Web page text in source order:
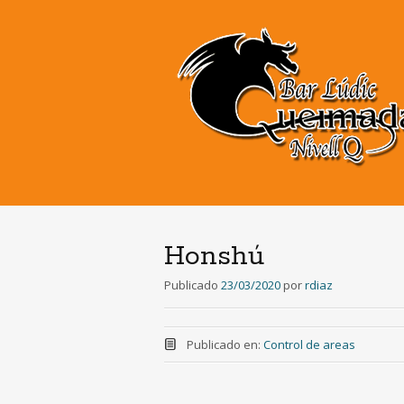
Honshú
Publicado 23/03/2020 porrdiaz
Publicado en: Control de areas